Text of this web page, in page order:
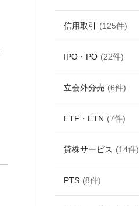
信用取引 (125件)
IPO・PO (22件)
立会外分売 (6件)
ETF・ETN (7件)
貸株サービス (14件)
PTS (8件)